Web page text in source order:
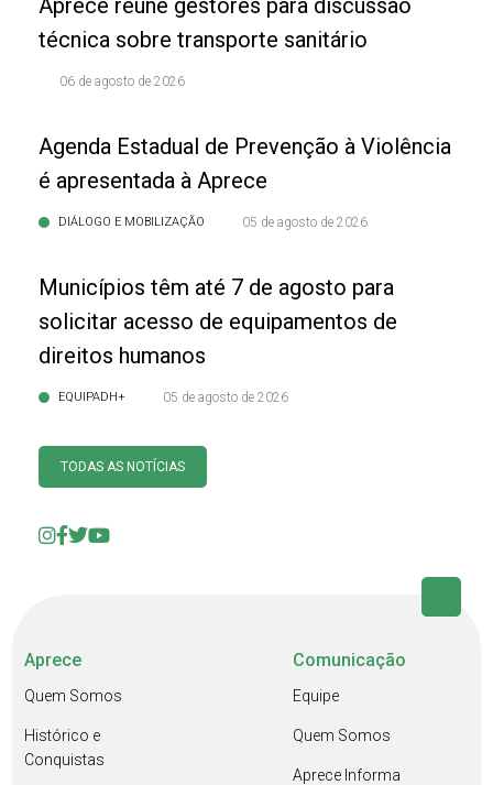
Aprece reúne gestores para discussão
técnica sobre transporte sanitário
06 de agosto de 2026
Agenda Estadual de Prevenção à Violência
é apresentada à Aprece
DIÁLOGO E MOBILIZAÇÃO 05 de agosto de 2026
Municípios têm até 7 de agosto para
solicitar acesso de equipamentos de
direitos humanos
EQUIPADH+ 05 de agosto de 2026
TODAS AS NOTÍCIAS
Aprece
Quem Somos
Histórico e
Conquistas
Comunicação
Equipe
Quem Somos
Aprece Informa